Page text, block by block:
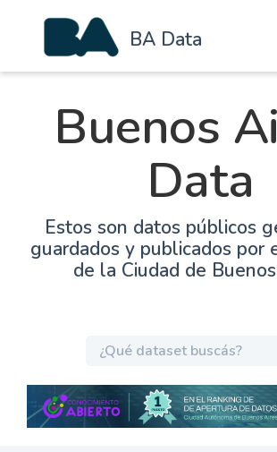
BA Data
Buenos
Data
Estos son datos públicos
guardados y publicados por
de la Ciudad de